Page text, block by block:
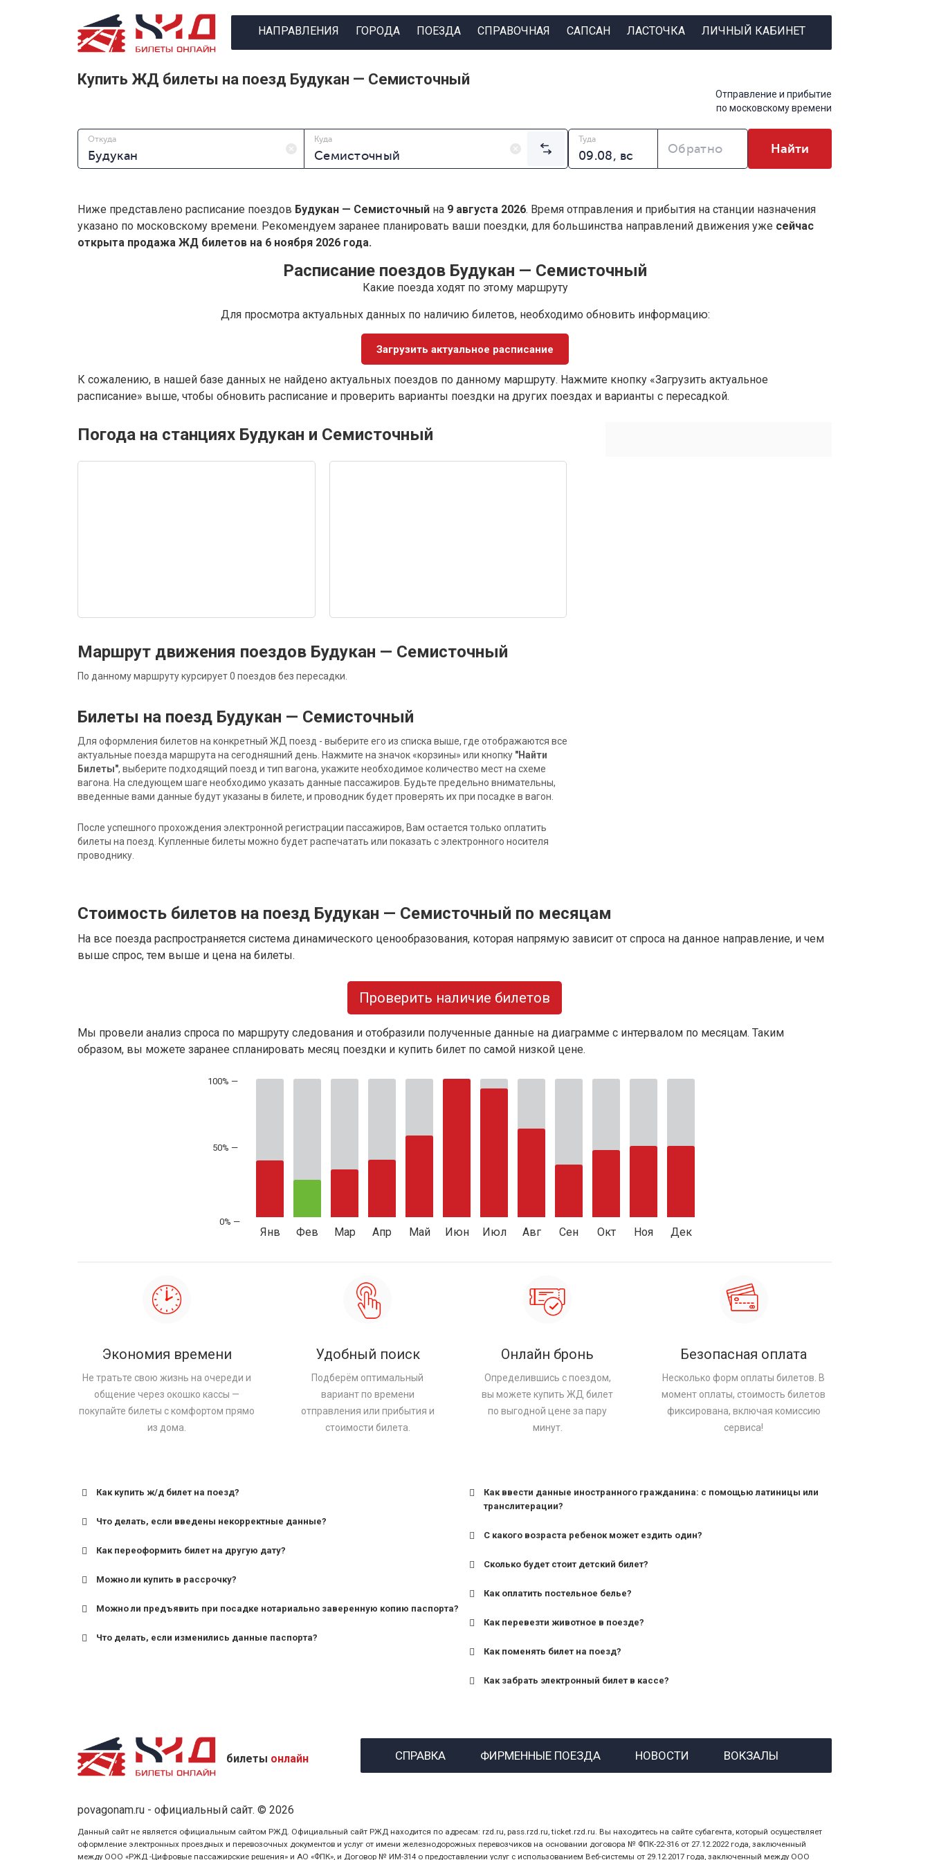
НАПРАВЛЕНИЯ ГОРОДА ПОЕЗДА СПРАВОЧНАЯ САПСАН ЛАСТОЧКА ЛИЧНЫЙ КАБИНЕТ
Купить ЖД билеты на поезд Будукан — Семисточный
Отправление и прибытие
по московскому времени
Откуда Куда Туда
Обратно Найти
Ниже представлено расписание поездов Будукан — Семисточный на 9 августа 2026. Время отправления и прибытия на станции назначения
указано по московскому времени. Рекомендуем заранее планировать ваши поездки, для большинства направлений движения уже сейчас
открыта продажа ЖД билетов на 6 ноября 2026 года.
Расписание поездов Будукан — Семисточный
Какие поезда ходят по этому маршруту
Для просмотра актуальных данных по наличию билетов, необходимо обновить информацию:
Загрузить актуальное расписание
К сожалению, в нашей базе данных не найдено актуальных поездов по данному маршруту. Нажмите кнопку «Загрузить актуальное
расписание» выше, чтобы обновить расписание и проверить варианты поездки на других поездах и варианты с пересадкой.
Погода на станциях Будукан и Семисточный
Маршрут движения поездов Будукан — Семисточный
По данному маршруту курсирует 0 поездов без пересадки.
Билеты на поезд Будукан — Семисточный
Для оформления билетов на конкретный ЖД поезд - выберите его из списка выше, где отображаются все
актуальные поезда маршрута на сегодняшний день. Нажмите на значок «корзины» или кнопку "Найти
Билеты", выберите подходящий поезд и тип вагона, укажите необходимое количество мест на схеме
вагона. На следующем шаге необходимо указать данные пассажиров. Будьте предельно внимательны,
введенные вами данные будут указаны в билете, и проводник будет проверять их при посадке в вагон.
После успешного прохождения электронной регистрации пассажиров, Вам остается только оплатить
билеты на поезд. Купленные билеты можно будет распечатать или показать с электронного носителя
проводнику.
Стоимость билетов на поезд Будукан — Семисточный по месяцам
На все поезда распространяется система динамического ценообразования, которая напрямую зависит от спроса на данное направление, и чем
выше спрос, тем выше и цена на билеты.
Проверить наличие билетов
Мы провели анализ спроса по маршруту следования и отобразили полученные данные на диаграмме с интервалом по месяцам. Таким
образом, вы можете заранее спланировать месяц поездки и купить билет по самой низкой цене.
50% —
Янв Фев Мар Апр Май Июн Июл Авг Сен Окт Ноя Дек
Экономия времени
Не тратьте свою жизнь на очереди и
общение через окошко кассы —
покупайте билеты с комфортом прямо
из дома.
Удобный поиск
Подберём оптимальный
вариант по времени
отправления или прибытия и
стоимости билета.
Онлайн бронь
Определившись с поездом,
вы можете купить ЖД билет
по выгодной цене за пару
минут.
Безопасная оплата
Несколько форм оплаты билетов. В
момент оплаты, стоимость билетов
фиксирована, включая комиссию
сервиса!
Как купить ж/д билет на поезд?
Что делать, если введены некорректные данные?
Как переоформить билет на другую дату?
Можно ли купить в рассрочку?
Можно ли предъявить при посадке нотариально заверенную копию паспорта?
Что делать, если изменились данные паспорта?
Как ввести данные иностранного гражданина: с помощью латиницы или
транслитерации?
С какого возраста ребенок может ездить один?
для поездов дальнего следования — от 10 лет и старше;
Сколько будет стоит детский билет?
Как оплатить постельное белье?
Как перевезти животное в поезде?
Как поменять билет на поезд?
Как забрать электронный билет в кассе?
назвав кассиру 14-значный номер заказа;
билеты онлайн СПРАВКА ФИРМЕННЫЕ ПОЕЗДА НОВОСТИ ВОКЗАЛЫ
povagonam.ru - официальный сайт. © 2026
Данный сайт не является официальным сайтом РЖД. Официальный сайт РЖД находится по адресам: rzd.ru, pass.rzd.ru, ticket.rzd.ru. Вы находитесь на сайте субагента, который осуществляет
оформление электронных проездных и перевозочных документов и услуг от имени железнодорожных перевозчиков на основании договора № ФПК-22-316 от 27.12.2022 года, заключенный
между ООО «РЖД -Цифровые пассажирские решения» и АО «ФПК», и Договор № ИМ-314 о предоставлении услуг с использованием Веб-системы от 29.12.2017 года, заключенный между ООО